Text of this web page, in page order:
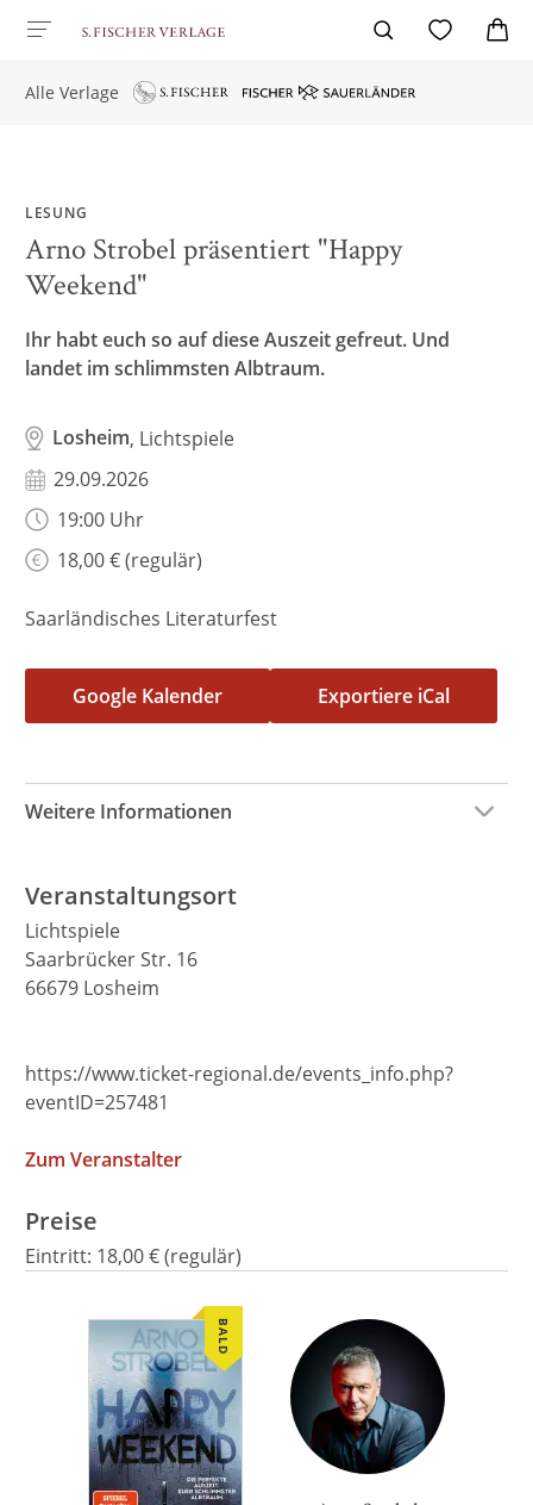
Alle Verlage
LESUNG
Arno Strobel präsentiert "Happy
Weekend"
Ihr habt euch so auf diese Auszeit gefreut. Und
landet im schlimmsten Albtraum.
Losheim, Lichtspiele
29.09.2026
19:00 Uhr
18,00 € (regulär)
Saarländisches Literaturfest
Google Kalender Exportiere iCal
Weitere Informationen
Veranstaltungsort
Lichtspiele
Saarbrücker Str. 16
66679 Losheim
https://www.ticket-regional.de/events_info.php?
eventID=257481
Zum Veranstalter
Preise
Eintritt: 18,00 € (regulär)
We need your consent to
load the Google Maps
service!
This content is not permitted to load due to
trackers that are not disclosed to the visitor.
BALD